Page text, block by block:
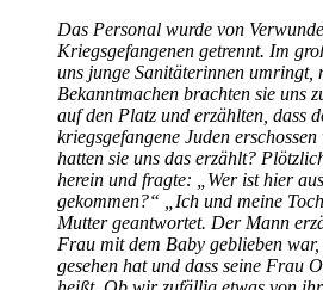
Das Personal wurde von
Kriegsgefangenen getrennt. Im
uns junge Sanitäterinnen umringt,
Bekanntmachen brachten sie uns
auf den Platz und erzählten, dass
kriegsgefangene Juden
hatten sie uns das erzählt?
herein und fragte:
Wer ist hier
gekommen?
Ich und meine
Mutter geantwortet. Der Mann
Frau mit dem Baby geblieben
gesehen hat und dass seine Frau